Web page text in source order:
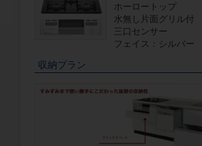
ホーロートップ
水無し片面グリル付
三口センサー
フェイス：シルバー
収納プラン